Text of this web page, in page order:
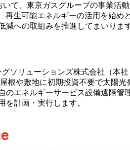
て、東京ガスグループの事業活
生可能エネルギーの活用を始め
への取組みを推進してまいります
ソリューションズ株式会社（本
根や敷地に初期投資不要で太陽
エネルギーサービス設備遠隔管
計画・実行します。